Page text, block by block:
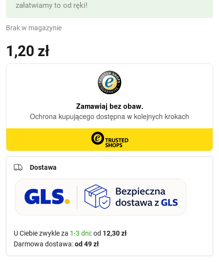
1,20 zł
Brak w magazynie
załatwiamy to od ręki!
Dostawa
U Ciebie zwykle za 1-3 dni: od 12,30 zł
Darmowa dostawa:od 49 zł